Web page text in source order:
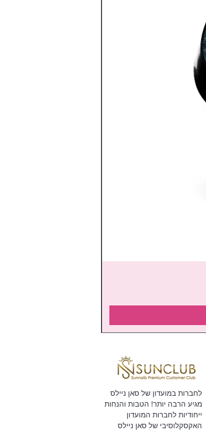
לחברות במועדון של סאן ניילס
מגיע הרבה יותר! הטבות והנחות
ייחודיות לחברות המועדון
האקסקלוסיבי של סאן ניילס